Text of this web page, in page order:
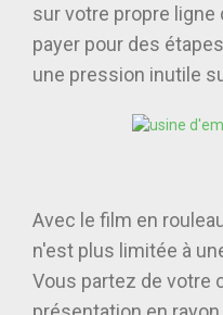
sur votre propre ligne
payer pour des
une pression inutile
Avec le film en
n'est plus limitée à
Vous partez de votre